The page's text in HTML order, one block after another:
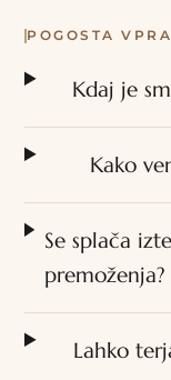
POGOSTA
Kdaj je
Kako
Se splača
premoženja?
Lahko